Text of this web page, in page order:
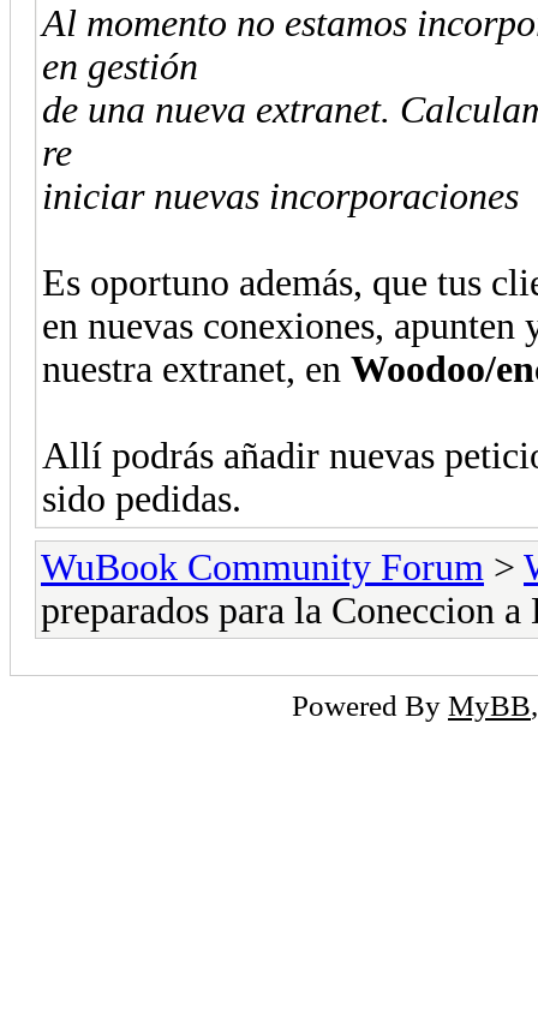
Al momento no estamos
en gestión
de una nueva extranet.
re
iniciar nuevas incorporaciones
Es oportuno además, que tus
en nuevas conexiones, apunten
nuestra extranet, en Woodoo/
Allí podrás añadir nuevas
sido pedidas.
WuBook Community Forum >
preparados para la Coneccion a
Powered By MyBB